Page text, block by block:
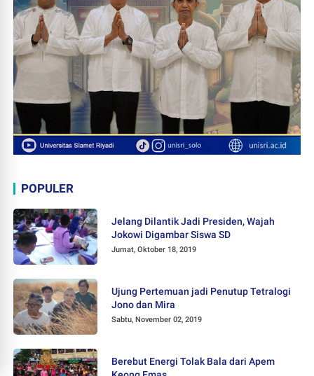
POPULER
Jelang Dilantik Jadi Presiden, Wajah
Jokowi Digambar Siswa SD
Jumat, Oktober 18, 2019
Ujung Pertemuan jadi Penutup Tetralogi
Jono dan Mira
Sabtu, November 02, 2019
Berebut Energi Tolak Bala dari Apem